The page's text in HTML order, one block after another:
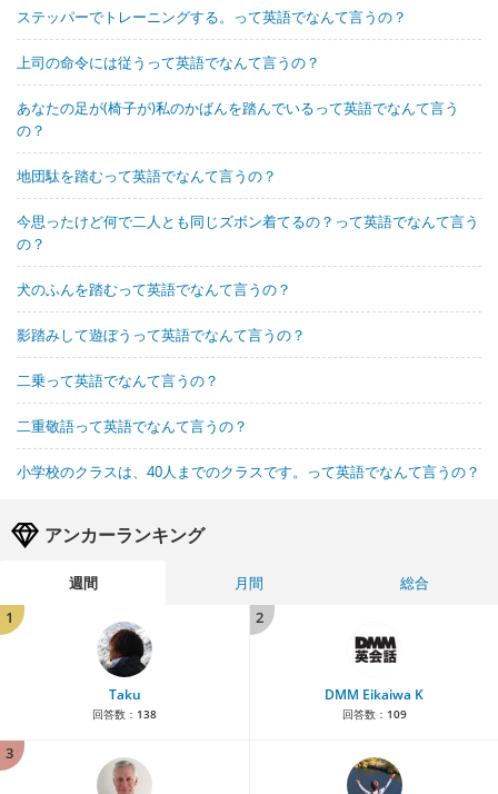
ステッパーでトレーニングする。って英語でなんて言うの？
上司の命令には従うって英語でなんて言うの？
あなたの足が(椅子が)私のかばんを踏んでいるって英語でなんて言う
の？
地団駄を踏むって英語でなんて言うの？
今思ったけど何で二人とも同じズボン着てるの？って英語でなんて言う
の？
犬のふんを踏むって英語でなんて言うの？
影踏みして遊ぼうって英語でなんて言うの？
二乗って英語でなんて言うの？
二重敬語って英語でなんて言うの？
小学校のクラスは、40人までのクラスです。って英語でなんて言うの？
アンカーランキング
週間 月間
総合
1
Taku
回答数： 138
2
DMM Eikaiwa K
回答数： 109
3